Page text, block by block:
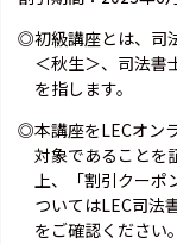
◎初級講座とは、司
＜秋生＞、司法書
を指します。
◎本講座をLECオン
対象であることを
上、「割引クーポ
ついてはLEC司法
をご確認ください。